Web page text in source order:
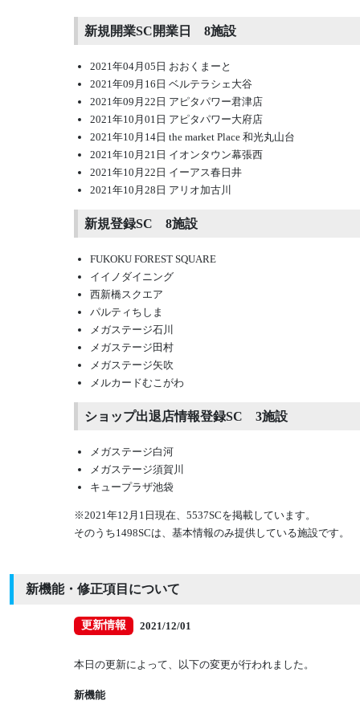
新規開業SC開業日 8施設
2021年04月05日 おおくまーと
2021年09月16日 ベルテラシェ大谷
2021年09月22日 アピタパワー君津店
2021年10月01日 アピタパワー大府店
2021年10月14日 the market Place 和光丸山台
2021年10月21日 イオンタウン幕張西
2021年10月22日 イーアス春日井
2021年10月28日 アリオ加古川
新規登録SC 8施設
FUKOKU FOREST SQUARE
イイノダイニング
西新橋スクエア
パルティちしま
メガステージ石川
メガステージ田村
メガステージ矢吹
メルカードむこがわ
ショップ出退店情報登録SC 3施設
メガステージ白河
メガステージ須賀川
キュープラザ池袋
※2021年12月1日現在、5537SCを掲載しています。
そのうち1498SCは、基本情報のみ提供している施設です。
新機能・修正項目について
更新情報 2021/12/01
本日の更新によって、以下の変更が行われました。
新機能